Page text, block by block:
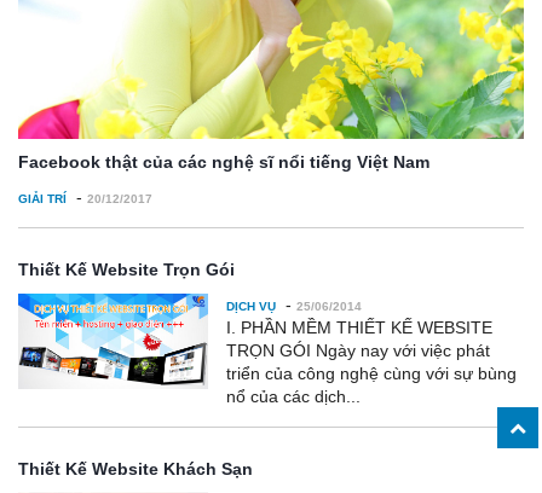
Facebook thật của các nghệ sĩ nổi tiếng Việt Nam
GIẢI TRÍ - 20/12/2017
Thiết Kế Website Trọn Gói
DỊCH VỤ - 25/06/2014
I. PHẦN MỀM THIẾT KẾ WEBSITE
TRỌN GÓI Ngày nay với việc phát
triển của công nghệ cùng với sự bùng
nổ của các dịch...
Thiết Kế Website Khách Sạn